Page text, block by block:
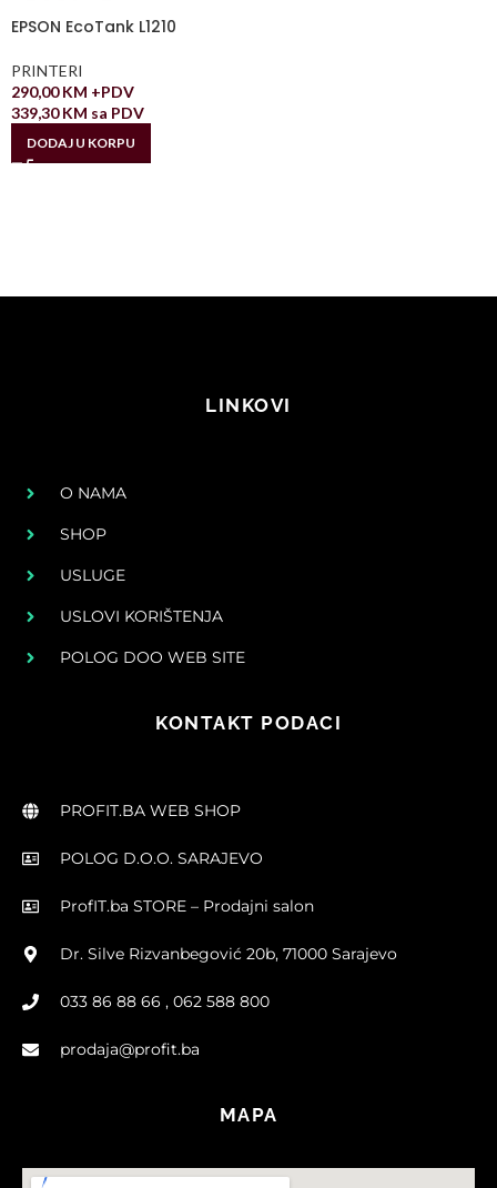
EPSON EcoTank L1210
PRINTERI
290,00KM +PDV
339,30KM sa PDV
DODAJ U KORPU
LINKOVI
O NAMA
SHOP
USLUGE
USLOVI KORIŠTENJA
POLOG DOO WEB SITE
KONTAKT PODACI
PROFIT.BA WEB SHOP
POLOG D.O.O. SARAJEVO
ProfIT.ba STORE – Prodajni salon
Dr. Silve Rizvanbegović 20b, 71000 Sarajevo
033 86 88 66 , 062 588 800
prodaja@profit.ba
MAPA